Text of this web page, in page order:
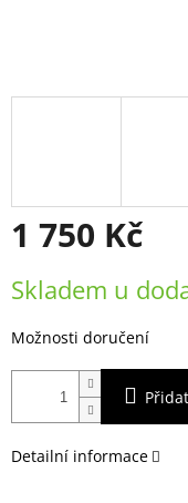
1 750 Kč
cena:
Skladem u
Možnosti doručení
Detailní informace